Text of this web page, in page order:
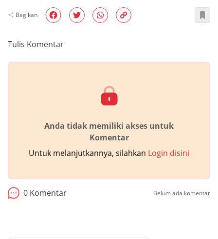
Bagikan
Tulis Komentar
Anda tidak memiliki akses untuk
Komentar
Untuk melanjutkannya, silahkan Login disini
0 Komentar Belum ada komentar